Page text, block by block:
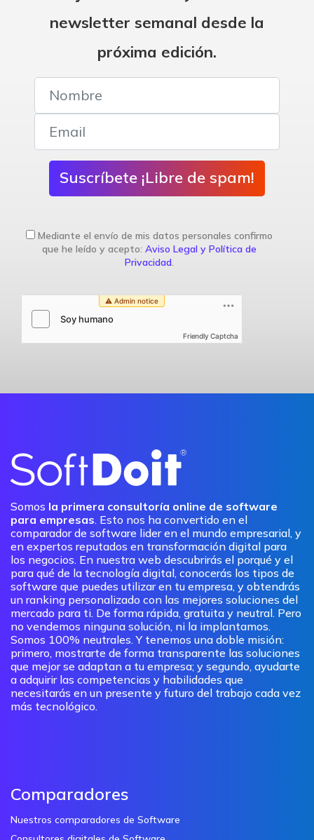
newsletter semanal desde la
próxima edición.
Suscríbete ¡Libre de spam!
Mediante el envío de mis datos personales confirmo
que he leído y acepto: Aviso Legal y Política de
Privacidad.
Friendly Captcha
Somos la primera consultoría online de software
para empresas. Esto nos ha convertido en el
comparador de software lider en el mundo empresarial, y
en expertos reputados en transformación digital para
los negocios. En nuestra web descubrirás el porqué y el
para qué de la tecnología digital, conocerás los tipos de
software que puedes utilizar en tu empresa, y obtendrás
un ranking personalizado con las mejores soluciones del
mercado para ti. De forma rápida, gratuita y neutral. Pero
no vendemos ninguna solución, ni la implantamos.
Somos 100% neutrales. Y tenemos una doble misión:
primero, mostrarte de forma transparente las soluciones
que mejor se adaptan a tu empresa; y segundo, ayudarte
a adquirir las competencias y habilidades que
necesitarás en un presente y futuro del trabajo cada vez
más tecnológico.
Comparadores
Nuestros comparadores de Software